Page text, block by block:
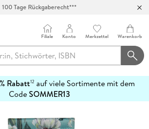
Filiale Konto Merkzettel Warenkorb
Rabatt12auf viele Sortimente mit dem
CodeSOMMER13